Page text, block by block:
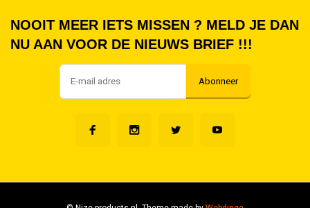
NOOIT MEER IETS MISSEN ? MELD JE DAN
NU AAN VOOR DE NIEUWS BRIEF !!!
Abonneer